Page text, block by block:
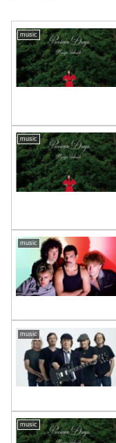
music
music
music
music
music